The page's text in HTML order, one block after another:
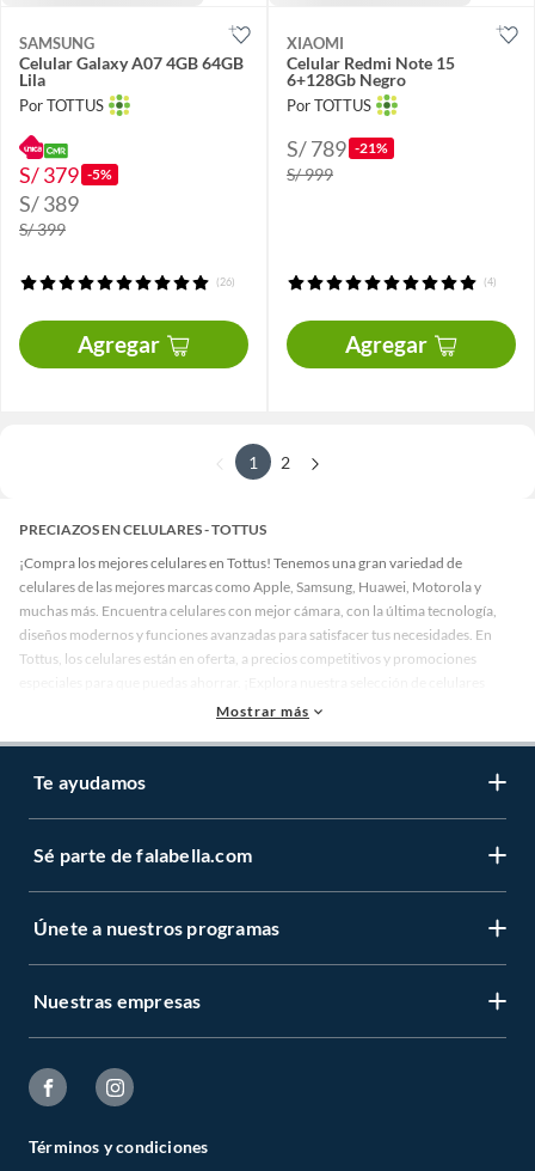
SAMSUNG
Celular Galaxy A07 4GB 64GB
Lila
Por TOTTUS
S/ 379 -5%
S/ 389
S/ 399
(26)
Agregar
XIAOMI
Celular Redmi Note 15
6+128Gb Negro
Por TOTTUS
S/ 789 -21%
S/ 999
(4)
Agregar
1 2
PRECIAZOS EN CELULARES - TOTTUS
¡Compra los mejores celulares en Tottus! Tenemos una gran variedad de
celulares de las mejores marcas como Apple, Samsung, Huawei, Motorola y
muchas más. Encuentra celulares con mejor cámara, con la última tecnología,
diseños modernos y funciones avanzadas para satisfacer tus necesidades. En
Tottus, los celulares están en oferta, a precios competitivos y promociones
ahora y elige el que mejor se adapte a tus necesidades! ¡Compra tu celular en
Mostrar más
Te ayudamos
Sé parte de falabella.com
Únete a nuestros programas
Nuestras empresas
Términos y condiciones